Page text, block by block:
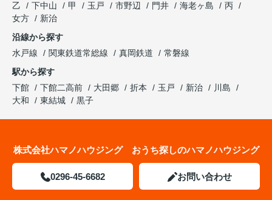
乙
下中山 甲 玉戸 市野辺 門井 海老ヶ島
丙
女方
新治
沿線から探す
水戸線
関東鉄道常総線 真岡鉄道
常磐線
駅から探す
下館
下館二高前 大田郷 折本 玉戸 新治
川島
大和
東結城 黒子
株式会社ハマノハウジング おうち探しのハマノハウジング
0296-45-6682 お問い合わせ